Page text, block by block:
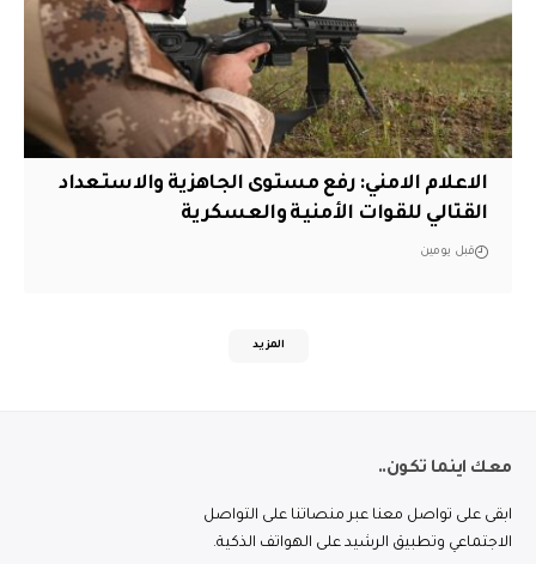
الاعلام الامني: رفع مستوى الجاهزية والاستعداد
القتالي للقوات الأمنية والعسكرية
قبل يومين
المزيد
معك اينما تكون..
ابقى على تواصل معنا عبر منصاتنا على التواصل
الاجتماعي وتطبيق الرشيد على الهواتف الذكية.